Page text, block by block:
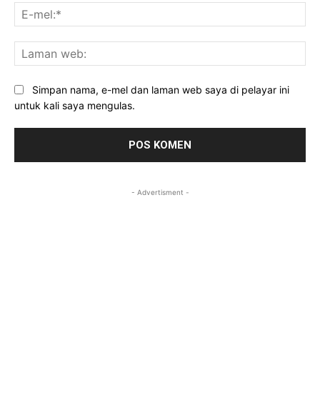
Simpan nama, e-mel dan laman web saya di pelayar ini
untuk kali saya mengulas.
- Advertisment -